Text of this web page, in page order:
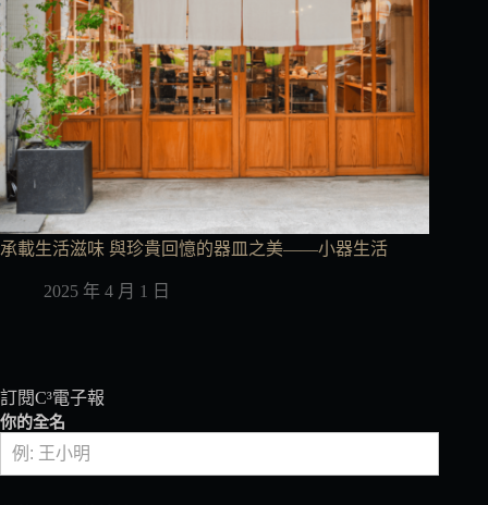
承載生活滋味 與珍貴回憶的器皿之美——小器生活
2025 年 4 月 1 日
訂閱C³電子報
你的全名